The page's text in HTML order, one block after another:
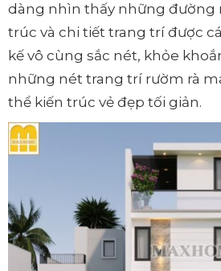
dàng nhìn thấy những đường
trúc và chi tiết trang trí được
kế vô cùng sắc nét, khỏe
những nét trang trí rườm rà
thể kiến trúc vẻ đẹp tối giản.